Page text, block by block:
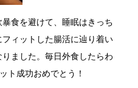
食を避けて、睡眠はきっち
ィットした腸活に辿り着い
ました。毎日外食したらわ
ト成功おめでとう！